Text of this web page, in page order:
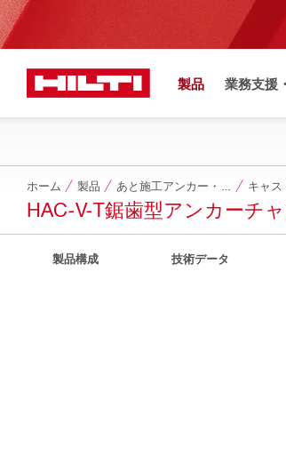
製品 業務支援
ホーム 製品 キャス
HAC-V-T鋸歯型アンカーチ
製品構成 技術データ